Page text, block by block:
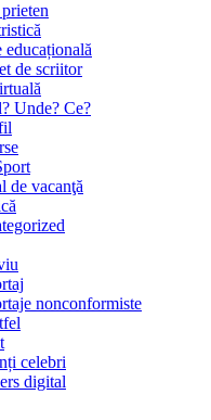
educațională
de scriitor
Unde? Ce?
de vacanţă
nonconformiste
celebri
digital